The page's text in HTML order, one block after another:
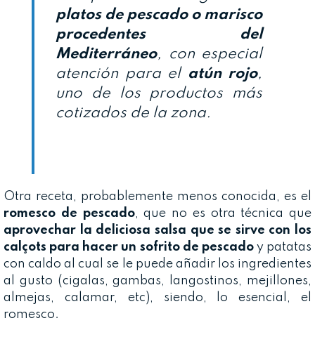
platos de pescado o marisco
procedentes del
Mediterráneo, con especial
atención para el atún rojo,
uno de los productos más
cotizados de la zona.
Otra receta, probablemente menos conocida, es el
romesco de pescado, que no es otra técnica que
aprovechar la deliciosa salsa que se sirve con los
calçots para hacer un sofrito de pescadoy patatas
con caldo al cual se le puede añadir los ingredientes
al gusto (cigalas, gambas, langostinos, mejillones,
almejas, calamar, etc), siendo, lo esencial, el
romesco.